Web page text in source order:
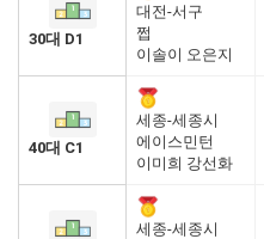
30대 D1
대전-서구
쩝
이솔이 오은지
40대 C1
세종-세종시
에이스민턴
이미희 강선화
세종-세종시